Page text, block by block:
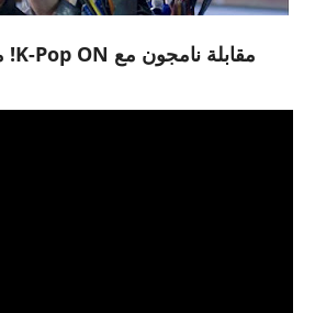
مقابلة نامجون مع K-Pop ON! مترجمة للعربية